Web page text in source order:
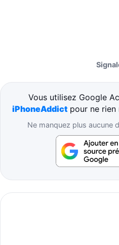
Vous utilisez Google
iPhoneAddict pour ne rien
Ne manquez plus aucune